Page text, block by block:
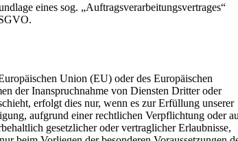
eines sog. „Auftragsverarbeitungsvertrages“
Union (EU) oder des Europäischen
der Inanspruchnahme von Diensten Dritter oder
erfolgt dies nur, wenn es zur Erfüllung unserer
aufgrund einer rechtlichen Verpflichtung oder
gesetzlicher oder vertraglicher Erlaubnisse,